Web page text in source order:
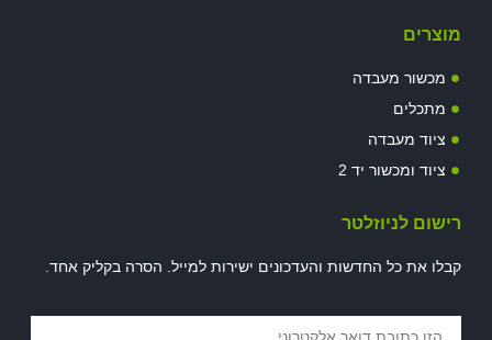
יד 2
החדשות והעדכונים ישירות למייל. הסרה בקליק אחד.